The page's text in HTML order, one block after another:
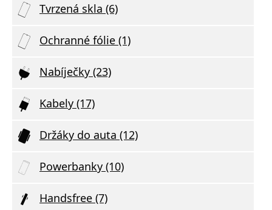
Tvrzená skla (6)
Ochranné fólie (1)
Nabíječky (23)
Kabely (17)
Držáky do auta (12)
Powerbanky (10)
Handsfree (7)